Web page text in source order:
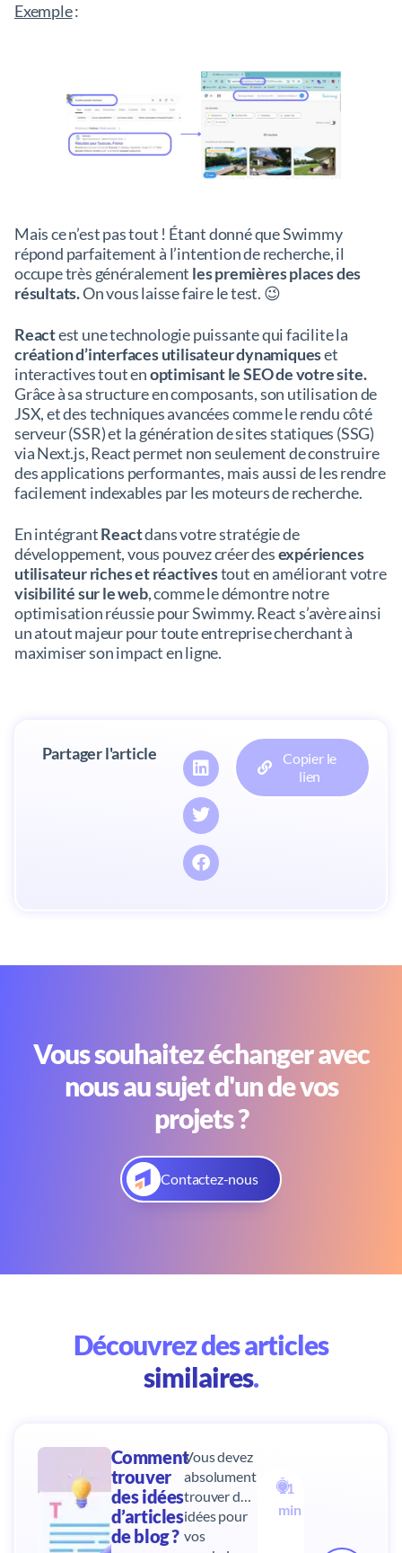
Exemple:
Mais ce n’est pas tout ! Étant donné que Swimmy
répond parfaitement à l’intention de recherche, il
occupe très généralement les premières places des
résultats.On vous laisse faire le test. 😉
Reactest une technologie puissante qui facilite la
création d’interfaces utilisateur dynamiqueset
interactives tout enoptimisant le SEO de votre site.
Grâce à sa structure en composants, son utilisation de
JSX, et des techniques avancées comme le rendu côté
serveur (SSR) et la génération de sites statiques (SSG)
via Next.js, React permet non seulement de construire
des applications performantes, mais aussi de les rendre
facilement indexables par les moteurs de recherche.
En intégrantReactdans votre stratégie de
développement, vous pouvez créer desexpériences
utilisateur riches et réactivestout en améliorant votre
visibilité sur le web, comme le démontre notre
optimisation réussie pour Swimmy. React s’avère ainsi
un atout majeur pour toute entreprise cherchant à
maximiser son impact en ligne.
Partager l'article
Copier le
lien
Vous souhaitez échanger avec
nous au sujet d'un de vos
projets ?
Contactez-nous
Découvrez des articles
similaires.
Comment
trouver
des idées
d’articles
de blog ?
Vous devez
absolument
trouver des
idées pour
vos
11
min